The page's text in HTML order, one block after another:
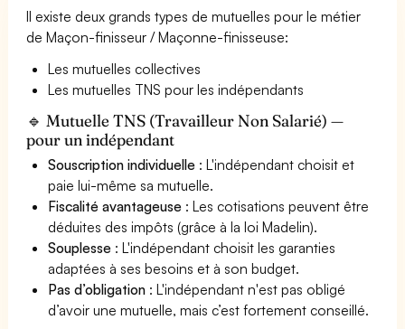
Il existe deux grands types de mutuelles pour le métier
de Maçon-finisseur / Maçonne-finisseuse:
Les mutuelles collectives
Les mutuelles TNS pour les indépendants
🔹 Mutuelle TNS (Travailleur Non Salarié) —
pour un indépendant
Souscription individuelle : L'indépendant choisit et
paie lui-même sa mutuelle.
Fiscalité avantageuse : Les cotisations peuvent être
déduites des impôts (grâce à la loi Madelin).
Souplesse : L'indépendant choisit les garanties
adaptées à ses besoins et à son budget.
Pas d’obligation : L'indépendant n'est pas obligé
d’avoir une mutuelle, mais c’est fortement conseillé.